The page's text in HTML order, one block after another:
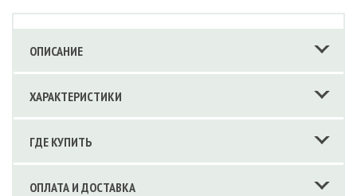
ОПИСАНИЕ
ХАРАКТЕРИСТИКИ
ГДЕ КУПИТЬ
ОПЛАТА И ДОСТАВКА